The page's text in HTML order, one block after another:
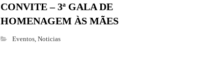
CONVITE – 3ª GALA DE
HOMENAGEM ÀS MÃES
Eventos, Noticias